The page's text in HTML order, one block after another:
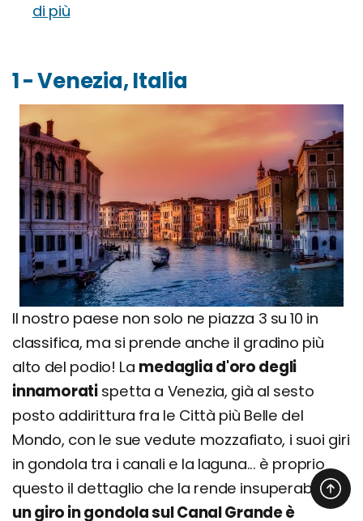
di più
1 - Venezia, Italia
Il nostro paese non solo ne piazza 3 su 10 in
classifica, ma si prende anche il gradino più
alto del podio! La medaglia d'oro degli
innamorati spetta a Venezia, già al sesto
posto addirittura fra le Città più Belle del
Mondo, con le sue vedute mozzafiato, i suoi giri
in gondola tra i canali e la laguna... è proprio
questo il dettaglio che la rende insuperabile:
un giro in gondola sul Canal Grande è